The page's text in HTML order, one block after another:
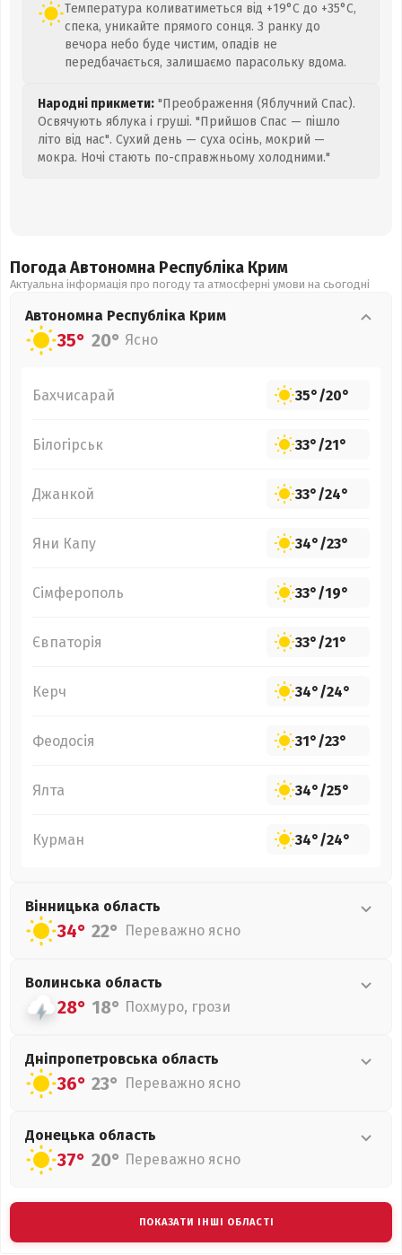
Температура коливатиметься від +19°C до +35°C,
спека, уникайте прямого сонця. З ранку до
вечора небо буде чистим, опадів не
передбачається, залишаємо парасольку вдома.
Народні прикмети: "Преображення (Яблучний Спас).
Освячують яблука і груші. "Прийшов Спас — пішло
літо від нас". Сухий день — суха осінь, мокрий —
мокра. Ночі стають по-справжньому холодними."
Погода Автономна Республіка Крим
Актуальна інформація про погоду та атмосферні умови на сьогодні
Автономна Республіка Крим
35° 20° Ясно
Бахчисарай 35°/20°
Білогірськ 33°/21°
Джанкой 33°/24°
Яни Капу 34°/23°
Сімферополь 33°/19°
Євпаторія 33°/21°
Керч 34°/24°
Феодосія 31°/23°
Ялта 34°/25°
Курман 34°/24°
Вінницька область
34° 22° Переважно ясно
Волинська область
28° 18° Похмуро, грози
Дніпропетровська область
36° 23° Переважно ясно
Донецька область
37° 20° Переважно ясно
ПОКАЗАТИ ІНШІ ОБЛАСТІ